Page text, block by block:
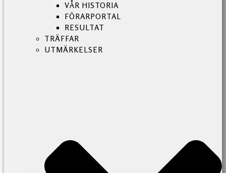
VÅR HISTORIA
FÖRARPORTAL
RESULTAT
TRÄFFAR
UTMÄRKELSER